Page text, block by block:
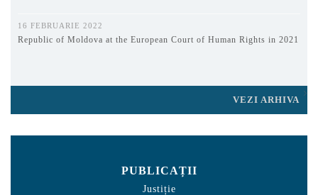
16 FEBRUARIE 2022
Republic of Moldova at the European Court of Human Rights in 2021
VEZI ARHIVA
PUBLICAȚII
Justiție